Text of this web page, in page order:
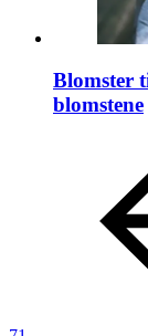
Blomster
blomstene